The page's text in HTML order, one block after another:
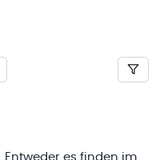
Entweder es finden im